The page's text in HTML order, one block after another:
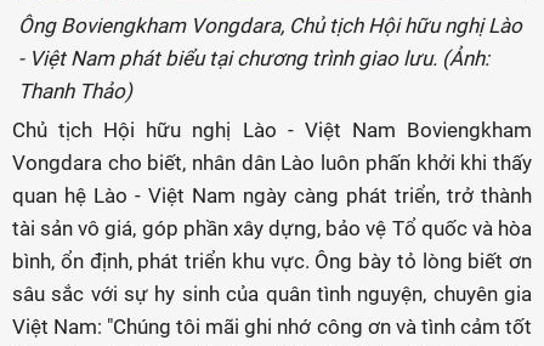
Ông Boviengkham Vongdara, Chủ tịch Hội hữu nghị Lào
- Việt Nam phát biểu tại chương trình giao lưu. (Ảnh:
Thanh Thảo)
Chủ tịch Hội hữu nghị Lào - Việt Nam Boviengkham
Vongdara cho biết, nhân dân Lào luôn phấn khởi khi thấy
quan hệ Lào - Việt Nam ngày càng phát triển, trở thành
tài sản vô giá, góp phần xây dựng, bảo vệ Tổ quốc và hòa
bình, ổn định, phát triển khu vực. Ông bày tỏ lòng biết ơn
sâu sắc với sự hy sinh của quân tình nguyện, chuyên gia
Việt Nam: "Chúng tôi mãi ghi nhớ công ơn và tình cảm tốt